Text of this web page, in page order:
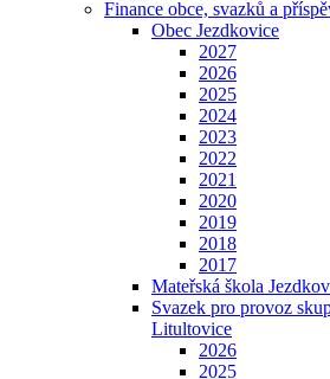
Finance obce, svazků a
Obec Jezdkovice
2027
2026
2025
2024
2023
2022
2021
2020
2019
2018
2017
Mateřská škola
Svazek pro provoz
Litultovice
2026
2025